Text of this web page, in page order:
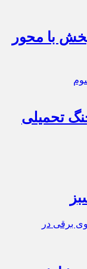
با محور
تحمیلی